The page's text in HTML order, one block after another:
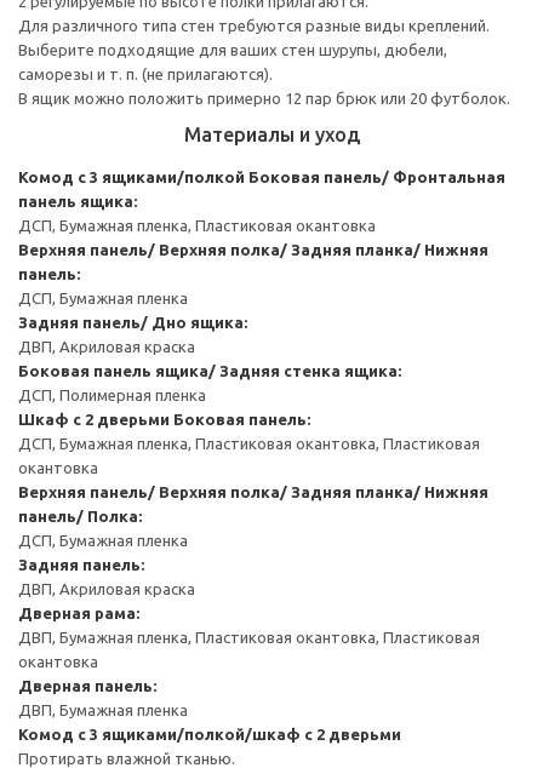
Для различного типа стен требуются разные виды креплений.
Выберите подходящие для ваших стен шурупы, дюбели,
саморезы и т. п. (не прилагаются).
В ящик можно положить примерно 12 пар брюк или 20 футболок.
Материалы и уход
Комод с 3 ящиками/полкой Боковая панель/ Фронтальная
панель ящика:
ДСП, Бумажная пленка, Пластиковая окантовка
Верхняя панель/ Верхняя полка/ Задняя планка/ Нижняя
панель:
ДСП, Бумажная пленка
Задняя панель/ Дно ящика:
ДВП, Акриловая краска
Боковая панель ящика/ Задняя стенка ящика:
ДСП, Полимерная пленка
Шкаф с 2 дверьми Боковая панель:
ДСП, Бумажная пленка, Пластиковая окантовка, Пластиковая
окантовка
Верхняя панель/ Верхняя полка/ Задняя планка/ Нижняя
панель/ Полка:
ДСП, Бумажная пленка
Задняя панель:
ДВП, Акриловая краска
Дверная рама:
ДВП, Бумажная пленка, Пластиковая окантовка, Пластиковая
окантовка
Дверная панель:
ДВП, Бумажная пленка
Комод с 3 ящиками/полкой/шкаф с 2 дверьми
Протирать влажной тканью.